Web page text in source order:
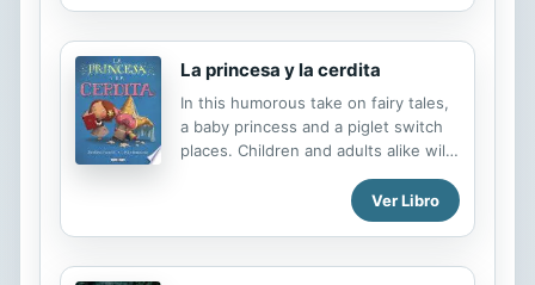
coronel son la misma persona: José
suceden batallas, muertes,
traiciones, linchamientos, intrigas,
persecuciones, complots,
juramentos secretos y hasta una
amarga historia de amor. Basada en
una rigurosa investigación histórica
de cuatro años, y con el ímpetu de
las antiguas narraciones de capa y
una historia en ...
La princesa y la cerdita
In this humorous take on fairy tales,
a baby princess and a piglet switch
places. Children and adults alike will
Ver Libro